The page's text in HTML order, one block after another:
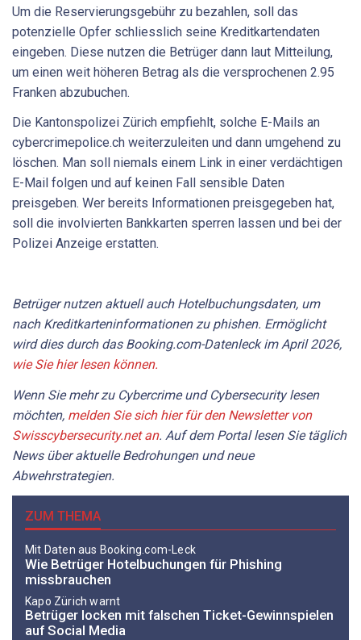
Um die Reservierungsgebühr zu bezahlen, soll das
potenzielle Opfer schliesslich seine Kreditkartendaten
eingeben. Diese nutzen die Betrüger dann laut Mitteilung,
um einen weit höheren Betrag als die versprochenen 2.95
Franken abzubuchen.
Die Kantonspolizei Zürich empfiehlt, solche E-Mails an
cybercrimepolice.ch weiterzuleiten und dann umgehend zu
löschen. Man soll niemals einem Link in einer verdächtigen
E-Mail folgen und auf keinen Fall sensible Daten
preisgeben. Wer bereits Informationen preisgegeben hat,
soll die involvierten Bankkarten sperren lassen und bei der
Polizei Anzeige erstatten.
Betrüger nutzen aktuell auch Hotelbuchungsdaten, um
nach Kreditkarteninformationen zu phishen. Ermöglicht
wird dies durch das Booking.com-Datenleck im April 2026,
wie Sie hier lesen können.
Wenn Sie mehr zu Cybercrime und Cybersecurity lesen
möchten, melden Sie sich hier für den Newsletter von
Swisscybersecurity.net an. Auf dem Portal lesen Sie täglich
News über aktuelle Bedrohungen und neue
Abwehrstrategien.
ZUM THEMA
Mit Daten aus Booking.com-Leck
Wie Betrüger Hotelbuchungen für Phishing
missbrauchen
Kapo Zürich warnt
Betrüger locken mit falschen Ticket-Gewinnspielen
auf Social Media